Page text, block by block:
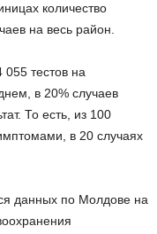
количество
на весь район.
тестов на
в 20% случаев
То есть, из 100
в 20 случаях
данных по Молдове на